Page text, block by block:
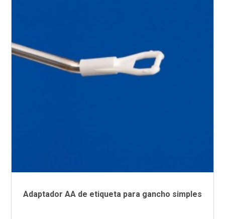
Adaptador AA de etiqueta para gancho simples